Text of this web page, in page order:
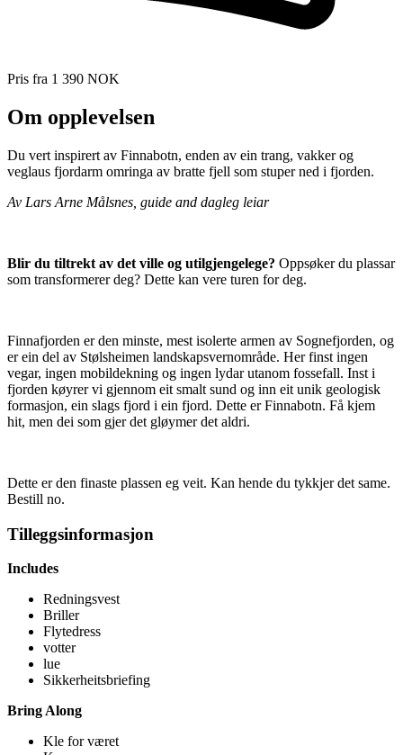
Pris fra 1 390 NOK
Om opplevelsen
Du vert inspirert av Finnabotn, enden av ein trang, vakker og
veglaus fjordarm omringa av bratte fjell som stuper ned i fjorden.
Av Lars Arne Målsnes, guide and dagleg leiar
Blir du tiltrekt av det ville og utilgjengelege? Oppsøker du plassar
som transformerer deg? Dette kan vere turen for deg.
Finnafjorden er den minste, mest isolerte armen av Sognefjorden, og
er ein del av Stølsheimen landskapsvernområde. Her finst ingen
vegar, ingen mobildekning og ingen lydar utanom fossefall. Inst i
fjorden køyrer vi gjennom eit smalt sund og inn eit unik geologisk
formasjon, ein slags fjord i ein fjord. Dette er Finnabotn. Få kjem
hit, men dei som gjer det gløymer det aldri.
Dette er den finaste plassen eg veit. Kan hende du tykkjer det same.
Bestill no.
Tilleggsinformasjon
Includes
Redningsvest
Briller
Flytedress
votter
lue
Sikkerheitsbriefing
Bring Along
Kle for været